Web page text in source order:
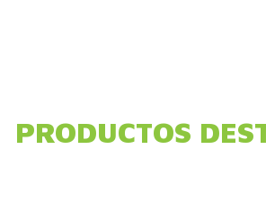
PRODUCTOS